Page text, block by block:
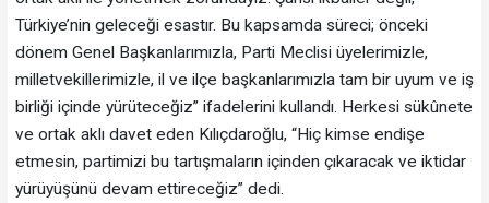
Türkiye’nin geleceği esastır. Bu kapsamda süreci; önceki
dönem Genel Başkanlarımızla, Parti Meclisi üyelerimizle,
milletvekillerimizle, il ve ilçe başkanlarımızla tam bir uyum ve iş
birliği içinde yürüteceğiz” ifadelerini kullandı. Herkesi sükûnete
ve ortak aklı davet eden Kılıçdaroğlu, “Hiç kimse endişe
etmesin, partimizi bu tartışmaların içinden çıkaracak ve iktidar
yürüyüşünü devam ettireceğiz” dedi.